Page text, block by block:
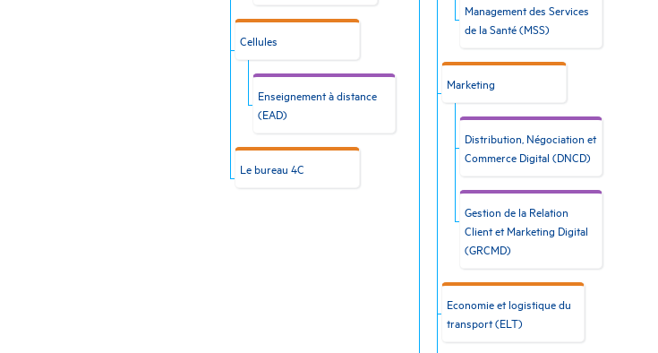
Cellules
Enseignement à distance
(EAD)
Le bureau 4C
Management des Services
de la Santé (MSS)
Marketing
Distribution, Négociation et
Commerce Digital (DNCD)
Gestion de la Relation
Client et Marketing Digital
(GRCMD)
Economie et logistique du
transport (ELT)